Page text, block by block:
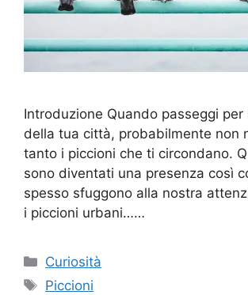
Introduzione Quando passeggi per
della tua città, probabilmente non
tanto i piccioni che ti circondano.
sono diventati una presenza così
spesso sfuggono alla nostra
i piccioni urbani……
Categorie
Curiosità
Tag
Piccioni